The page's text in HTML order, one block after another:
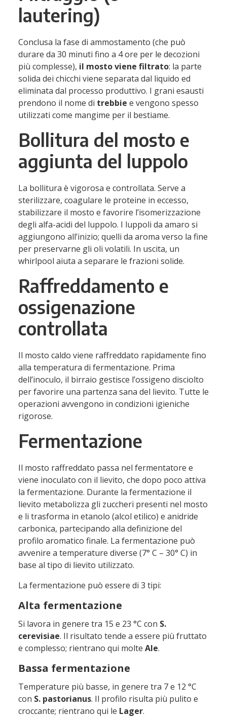
lautering)
Conclusa la fase di ammostamento (che può
durare da 30 minuti fino a 4 ore per le decozioni
più complesse), il mosto viene filtrato: la parte
solida dei chicchi viene separata dal liquido ed
eliminata dal processo produttivo. I grani esausti
prendono il nome di trebbie e vengono spesso
utilizzati come mangime per il bestiame.
Bollitura del mosto e
aggiunta del luppolo
La bollitura è vigorosa e controllata. Serve a
sterilizzare, coagulare le proteine in eccesso,
stabilizzare il mosto e favorire l’isomerizzazione
degli alfa-acidi del luppolo. I luppoli da amaro si
aggiungono all’inizio; quelli da aroma verso la fine
per preservarne gli oli volatili. In uscita, un
whirlpool aiuta a separare le frazioni solide.
Raffreddamento e
ossigenazione
controllata
Il mosto caldo viene raffreddato rapidamente fino
alla temperatura di fermentazione. Prima
dell’inoculo, il birraio gestisce l’ossigeno disciolto
per favorire una partenza sana del lievito. Tutte le
operazioni avvengono in condizioni igieniche
rigorose.
Fermentazione
Il mosto raffreddato passa nel fermentatore e
viene inoculato con il lievito, che dopo poco attiva
la fermentazione. Durante la fermentazione il
lievito metabolizza gli zuccheri presenti nel mosto
e li trasforma in etanolo (alcol etilico) e anidride
carbonica, partecipando alla definizione del
profilo aromatico finale. La fermentazione può
avvenire a temperature diverse (7° C – 30° C) in
base al tipo di lievito utilizzato.
La fermentazione può essere di 3 tipi:
Alta fermentazione
Si lavora in genere tra 15 e 23 °C con S.
cerevisiae. Il risultato tende a essere più fruttato
e complesso; rientrano qui molte Ale.
Bassa fermentazione
Temperature più basse, in genere tra 7 e 12 °C
con S. pastorianus. Il profilo risulta più pulito e
croccante; rientrano qui le Lager.